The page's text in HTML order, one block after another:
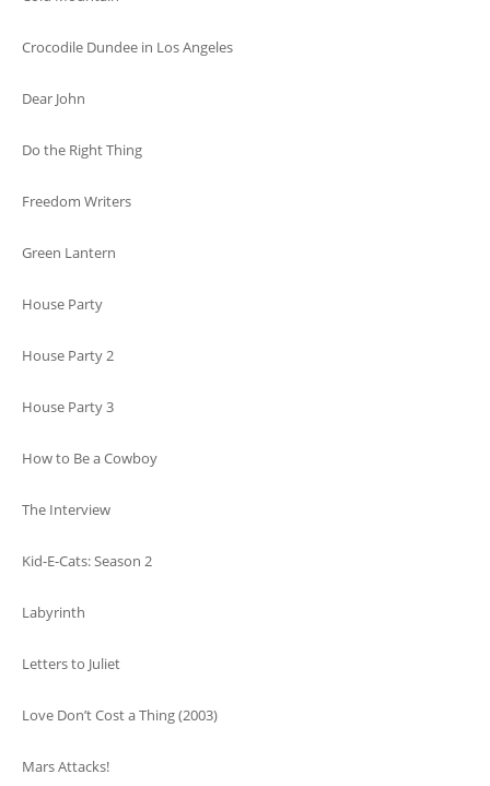
Crocodile Dundee in Los Angeles
Dear John
Do the Right Thing
Freedom Writers
Green Lantern
House Party
House Party 2
House Party 3
How to Be a Cowboy
The Interview
Kid-E-Cats: Season 2
Labyrinth
Letters to Juliet
Love Don’t Cost a Thing (2003)
Mars Attacks!